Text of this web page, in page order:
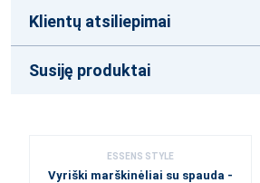
Klientų atsiliepimai
Susiję produktai
ESSENS STYLE
Vyriški marškinėliai su spauda -